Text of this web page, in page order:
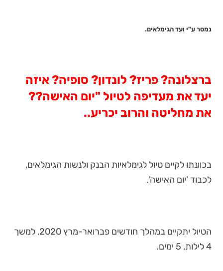
נמסר ע"י ועד הגימלאים.
ברצלונה? פריז? לונדון? סופיה? איזה
יעד את מעדיפה לטיול "יום האישה??
את מחליטה והרוב יכריע..
בכוונתו לקיים טיול לגימלאיות הבנק ולנשות הגימלאים,
לכבוד 'יום האישה'.
הטיול יתקיים במהלך חודשים פברואר-מרץ 2020, למשך
4 לילות, 5 ימים.